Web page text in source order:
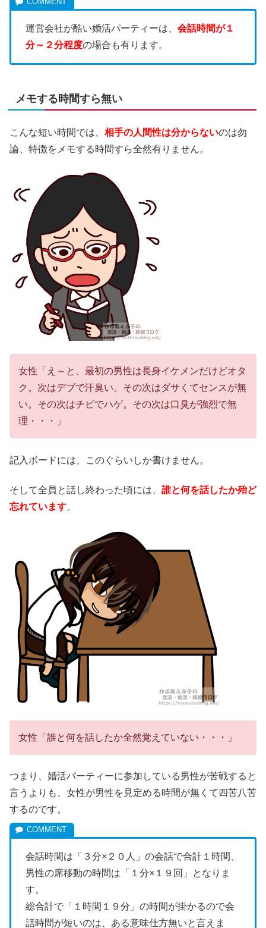
運営会社が酷い婚活パーティーは、 会話時間が１
分～２分程度の場合も有ります。
メモする時間すら無い
こんな短い時間では、 相手の人間性は分からないのは勿
論、特徴をメモする時間すら全然有りません。
女性「え～と、最初の男性は長身イケメンだけどオタ
ク。次はデブで汗臭い。その次はダサくてセンスが無
い。その次はチビでハゲ。その次は口臭が強烈で無
理・・・」
記入ボードには、このぐらいしか書けません。
そして全員と話し終わった頃には、 誰と何を話したか殆ど
忘れています。
女性「誰と何を話したか全然覚えていない・・・」
つまり、婚活パーティーに参加している男性が苦戦すると
言うよりも、女性が男性を見定める時間が無くて四苦八苦
するのです。
会話時間は「３分×２０人」の会話で合計１時間、
男性の席移動の時間は「１分×１９回」となりま
す。
総合計で「１時間１９分」の時間が掛かるので会
話時間が短いのは、ある意味仕方無いと言えま